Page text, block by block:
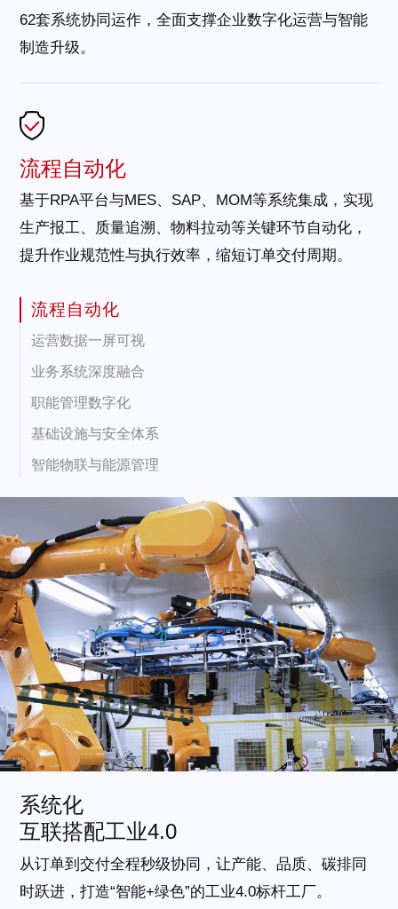
62套系统协同运作，全面支撑企业数字化运营与智能
制造升级。
流程自动化
基于RPA平台与MES、SAP、MOM等系统集成，实现
生产报工、质量追溯、物料拉动等关键环节自动化，
提升作业规范性与执行效率，缩短订单交付周期。
流程自动化
运营数据一屏可视
业务系统深度融合
职能管理数字化
基础设施与安全体系
智能物联与能源管理
系统化
互联搭配工业4.0
从订单到交付全程秒级协同，让产能、品质、碳排同
时跃进，打造“智能+绿色”的工业4.0标杆工厂。